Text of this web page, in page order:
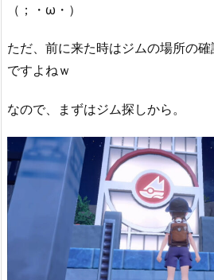
（；・ω・）
ただ、前に来た時はジムの場所の
ですよねｗ
なので、まずはジム探しから。